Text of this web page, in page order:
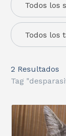
Todos los
Todos los
2 Resultados
Tag